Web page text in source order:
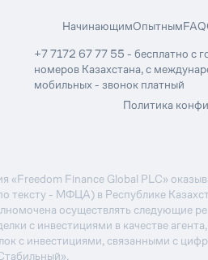
НачинающимОпытнымFAQ
+7 7172 67 77 55 - бесплатно с
номеров Казахстана, с
мобильных - звонок платный
Политика
Finance Global PLC»
тексту - МФЦА) в Республике
осуществлять следующие
с инвестициями в качестве
с инвестициями, связанными с